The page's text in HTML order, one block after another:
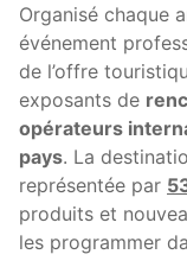
Organisé chaque
événement
de l’offre
exposants de
opérateurs
pays. La
représentée par
produits et
les programmer